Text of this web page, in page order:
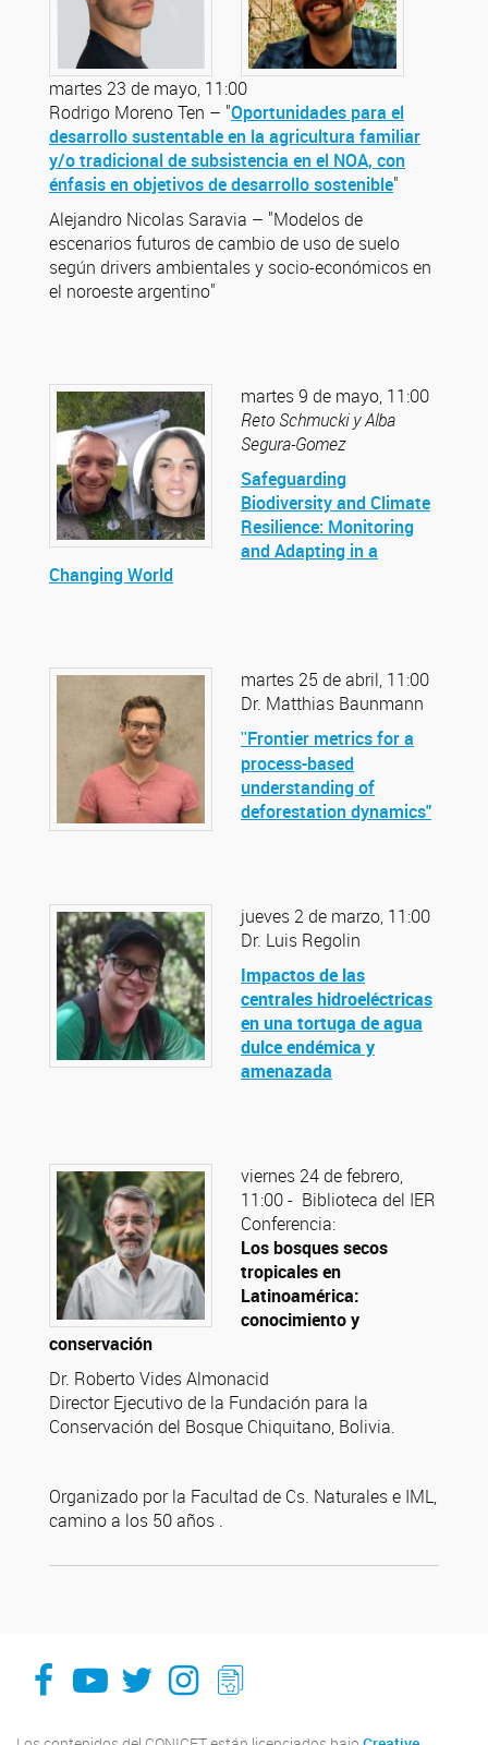
martes 23 de mayo, 11:00
Rodrigo Moreno Ten – "Oportunidades para el
desarrollo sustentable en la agricultura familiar
y/o tradicional de subsistencia en el NOA, con
énfasis en objetivos de desarrollo sostenible"
Alejandro Nicolas Saravia – "Modelos de
escenarios futuros de cambio de uso de suelo
según drivers ambientales y socio-económicos en
el noroeste argentino"
martes 9 de mayo, 11:00
Reto Schmucki y Alba
Segura-Gomez
Safeguarding
Biodiversity and Climate
Resilience: Monitoring
and Adapting in a
Changing World
martes 25 de abril, 11:00
Dr. Matthias Baunmann
"Frontier metrics for a
process-based
understanding of
deforestation dynamics"
jueves 2 de marzo, 11:00
Dr. Luis Regolin
Impactos de las
centrales hidroeléctricas
en una tortuga de agua
dulce endémica y
amenazada
viernes 24 de febrero,
11:00 - Biblioteca del IER
Conferencia:
Los bosques secos
tropicales en
Latinoamérica:
conocimiento y
conservación
Dr. Roberto Vides Almonacid
Director Ejecutivo de la Fundación para la
Conservación del Bosque Chiquitano, Bolivia.
Organizado por la Facultad de Cs. Naturales e IML,
camino a los 50 años .
facebook
youtube
Twitter
Instagram
LeChasquier Boletin Digital 70